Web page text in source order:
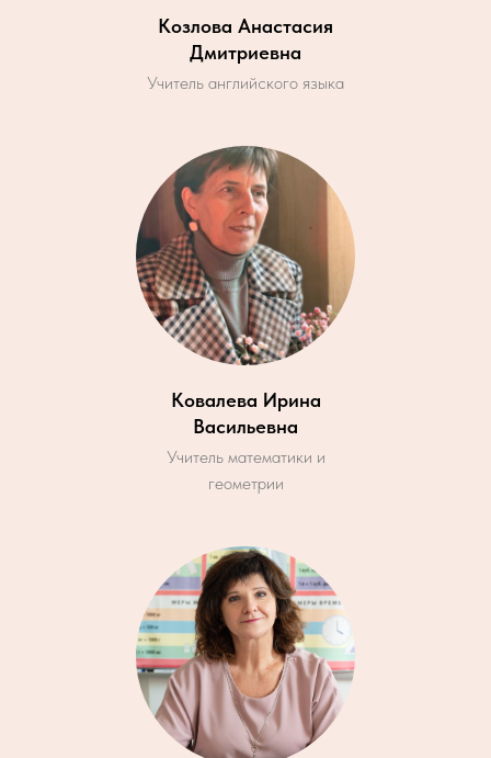
Козлова Анастасия
Дмитриевна
Учитель английского языка
Ковалева Ирина
Васильевна
Учитель математики и
геометрии